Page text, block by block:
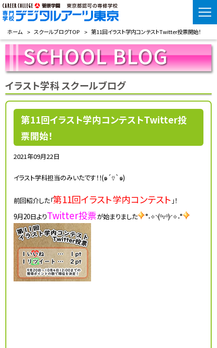
ホーム スクールブログTOP 第11回イラスト学内コンテストTwitter投票開始！
イラスト学科 スクールブログ
第11回イラスト学内コンテストTwitter投
票開始！
2021年09月22日
イラスト学科担当のみいたです！！(๑´⍢`๑)
前回紹介した「第11回イラスト学内コンテスト 」！
9月20日よりTwitter投票が始まりました °˖✧◝(⁰▿⁰)◜✧˖°